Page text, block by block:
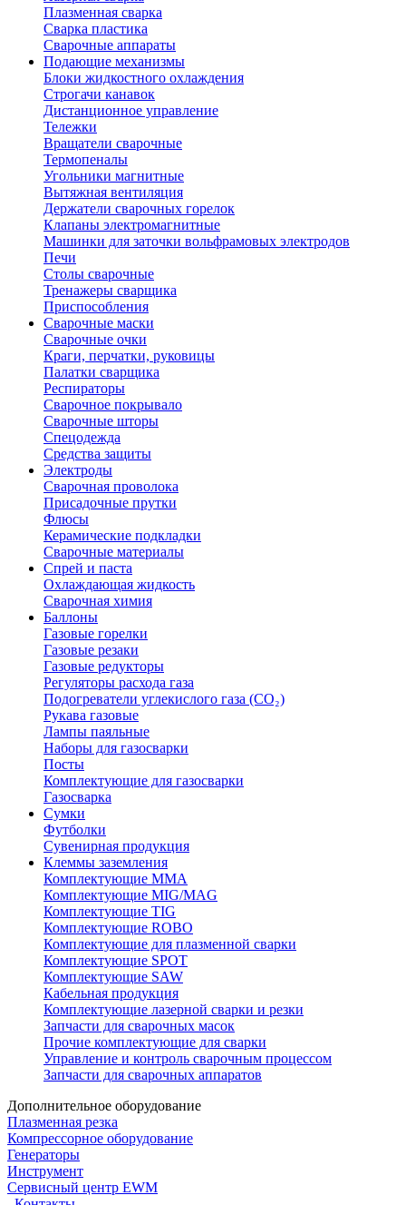
Плазменная сварка
Сварка пластика
Сварочные аппараты
Подающие механизмы
Блоки жидкостного охлаждения
Строгачи канавок
Дистанционное управление
Тележки
Вращатели сварочные
Термопеналы
Угольники магнитные
Вытяжная вентиляция
Держатели сварочных горелок
Клапаны электромагнитные
Машинки для заточки вольфрамовых электродов
Печи
Столы сварочные
Тренажеры сварщика
Приспособления
Сварочные маски
Сварочные очки
Краги, перчатки, руковицы
Палатки сварщика
Респираторы
Сварочное покрывало
Сварочные шторы
Спецодежда
Средства защиты
Электроды
Сварочная проволока
Присадочные прутки
Флюсы
Керамические подкладки
Сварочные материалы
Спрей и паста
Охлаждающая жидкость
Сварочная химия
Баллоны
Газовые горелки
Газовые резаки
Газовые редукторы
Регуляторы расхода газа
Подогреватели углекислого газа (CO₂)
Рукава газовые
Лампы паяльные
Наборы для газосварки
Посты
Комплектующие для газосварки
Газосварка
Сумки
Футболки
Сувенирная продукция
Клеммы заземления
Комплектующие ММА
Комплектующие MIG/MAG
Комплектующие TIG
Комплектующие ROBO
Комплектующие для плазменной сварки
Комплектующие SPOT
Комплектующие SAW
Кабельная продукция
Комплектующие лазерной сварки и резки
Запчасти для сварочных масок
Прочие комплектующие для сварки
Управление и контроль сварочным процессом
Запчасти для сварочных аппаратов
Дополнительное оборудование
Плазменная резка
Компрессорное оборудование
Генераторы
Инструмент
Сервисный центр EWM